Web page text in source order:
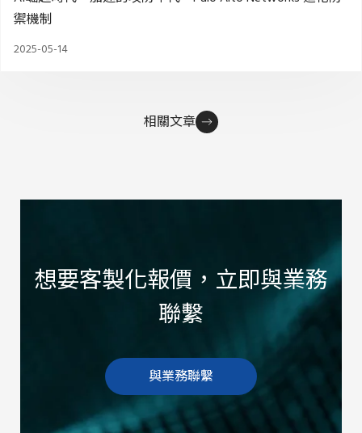
禦機制
2025-05-14
相關文章
想要客製化報價，立即與業務
聯繫
與業務聯繫